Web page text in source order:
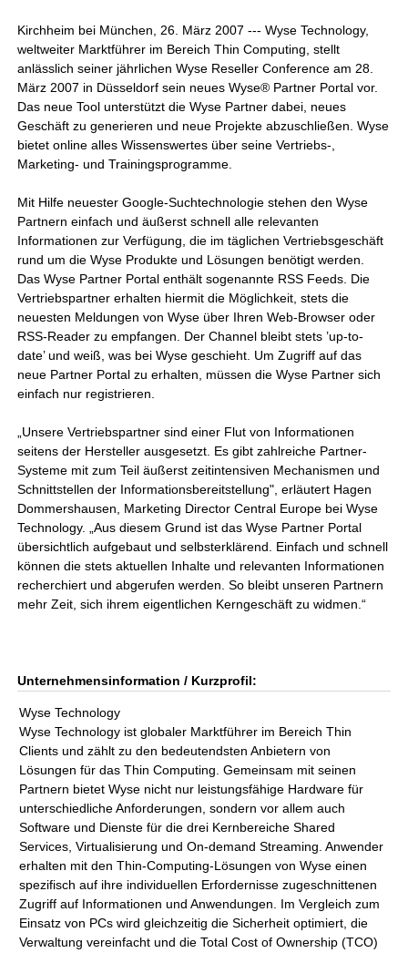
Kirchheim bei München, 26. März 2007 --- Wyse Technology,
weltweiter Marktführer im Bereich Thin Computing, stellt
anlässlich seiner jährlichen Wyse Reseller Conference am 28.
März 2007 in Düsseldorf sein neues Wyse® Partner Portal vor.
Das neue Tool unterstützt die Wyse Partner dabei, neues
Geschäft zu generieren und neue Projekte abzuschließen. Wyse
bietet online alles Wissenswertes über seine Vertriebs-,
Marketing- und Trainingsprogramme.
Mit Hilfe neuester Google-Suchtechnologie stehen den Wyse
Partnern einfach und äußerst schnell alle relevanten
Informationen zur Verfügung, die im täglichen Vertriebsgeschäft
rund um die Wyse Produkte und Lösungen benötigt werden.
Das Wyse Partner Portal enthält sogenannte RSS Feeds. Die
Vertriebspartner erhalten hiermit die Möglichkeit, stets die
neuesten Meldungen von Wyse über Ihren Web-Browser oder
RSS-Reader zu empfangen. Der Channel bleibt stets ’up-to-
date’ und weiß, was bei Wyse geschieht. Um Zugriff auf das
neue Partner Portal zu erhalten, müssen die Wyse Partner sich
einfach nur registrieren.
„Unsere Vertriebspartner sind einer Flut von Informationen
seitens der Hersteller ausgesetzt. Es gibt zahlreiche Partner-
Systeme mit zum Teil äußerst zeitintensiven Mechanismen und
Schnittstellen der Informationsbereitstellung", erläutert Hagen
Dommershausen, Marketing Director Central Europe bei Wyse
Technology. „Aus diesem Grund ist das Wyse Partner Portal
übersichtlich aufgebaut und selbsterklärend. Einfach und schnell
können die stets aktuellen Inhalte und relevanten Informationen
recherchiert und abgerufen werden. So bleibt unseren Partnern
mehr Zeit, sich ihrem eigentlichen Kerngeschäft zu widmen.“
Unternehmensinformation / Kurzprofil:
Wyse Technology
Wyse Technology ist globaler Marktführer im Bereich Thin
Clients und zählt zu den bedeutendsten Anbietern von
Lösungen für das Thin Computing. Gemeinsam mit seinen
Partnern bietet Wyse nicht nur leistungsfähige Hardware für
unterschiedliche Anforderungen, sondern vor allem auch
Software und Dienste für die drei Kernbereiche Shared
Services, Virtualisierung und On-demand Streaming. Anwender
erhalten mit den Thin-Computing-Lösungen von Wyse einen
spezifisch auf ihre individuellen Erfordernisse zugeschnittenen
Zugriff auf Informationen und Anwendungen. Im Vergleich zum
Einsatz von PCs wird gleichzeitig die Sicherheit optimiert, die
Verwaltung vereinfacht und die Total Cost of Ownership (TCO)